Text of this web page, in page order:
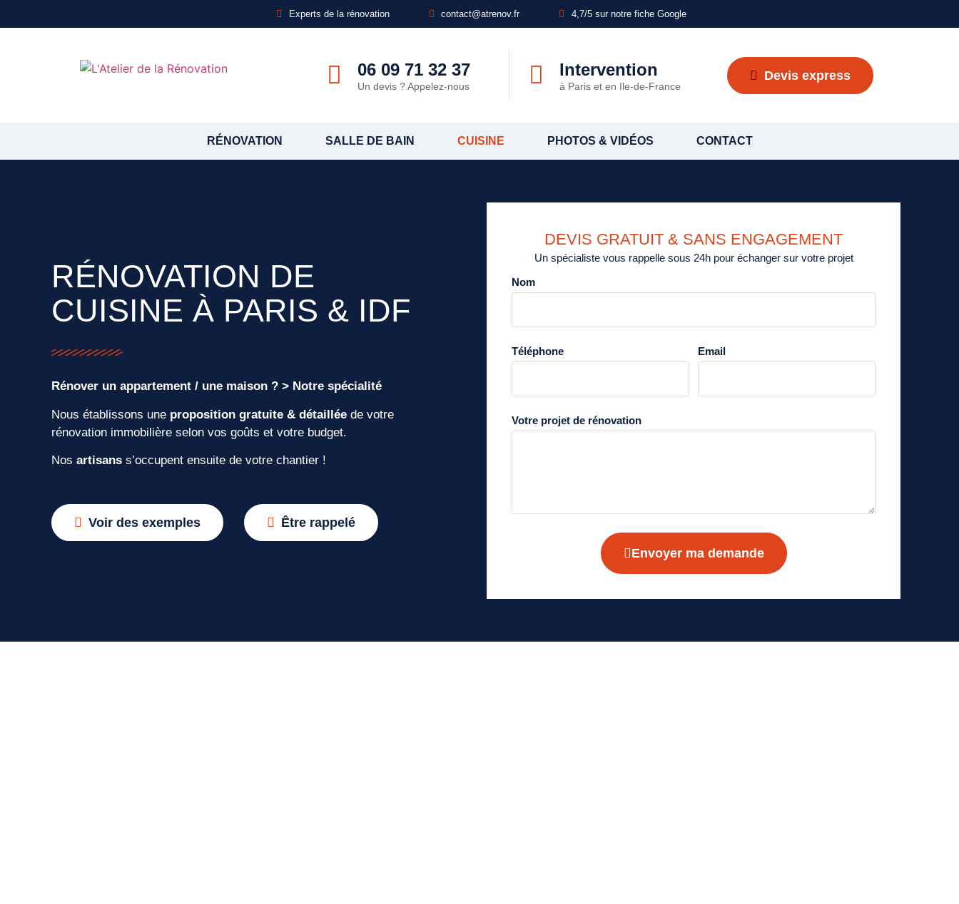
Experts de la rénovation contact@atrenov.fr 4,7/5 sur notre fiche Google
06 09 71 32 37
Un devis ? Appelez-nous
Intervention
à Paris et en Ile-de-France
Devis express
RÉNOVATION SALLE DE BAIN CUISINE PHOTOS & VIDÉOS CONTACT
RÉNOVATION DE
CUISINE À PARIS & IDF
Rénover un appartement / une maison ? > Notre spécialité
Nous établissons une proposition gratuite & détaillée de votre
rénovation immobilière selon vos goûts et votre budget.
Nos artisans s’occupent ensuite de votre chantier !
Voir des exemples Être rappelé
DEVIS GRATUIT & SANS ENGAGEMENT
Un spécialiste vous rappelle sous 24h pour échanger sur votre projet
Nom
Téléphone Email
Votre projet de rénovation
Envoyer ma demande